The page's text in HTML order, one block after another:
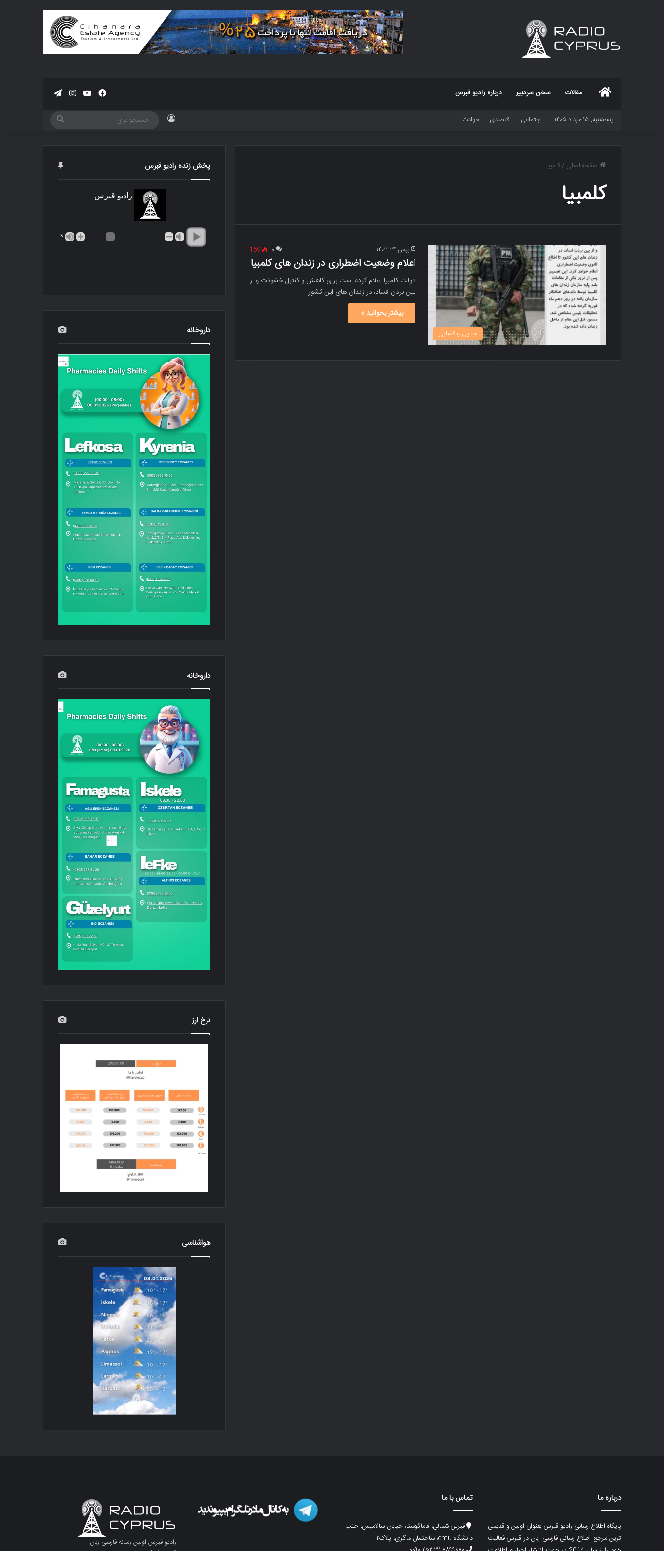
مقالات سخن سردبیر درباره رادیو قبرس فیسبوکیوتیوباینستاگرام
پنجشنبه, ۱۵ مرداد ۱۴۰۵ اجتماعی اقتصادی حوادث
صفحه اصلی /کلمبیا
کلمبیا
جنایی و قضایی
بهمن ۲۴, ۱۴۰۲ ۰ 159
اعلام وضعیت اضطراری در زندان های کلمبیا
دولت کلمبیا اعلام کرده است برای کاهش و کنترل خشونت و از
بین بردن فساد، در زندان های این کشور…
بیشتر بخوانید »
پخش زنده رادیو قبرس
رادیو قبرس
*
داروخانه
داروخانه
نرخ ارز
هواشناسی
درباره ما
پایگاه اطلاع رسانی رادیو قبرس بعنوان اولین و قدیمی
ترین مرجع اطلاع رسانی فارسی زبان در قبرس فعالیت
تماس با ما
قبرس شمالی، فاماگوستا، خیابان سالامیس، جنب
دانشگاه emu، ساختمان ماگری، پلاک۲
رادیو قبرس اولین رسانه فارسی زبان